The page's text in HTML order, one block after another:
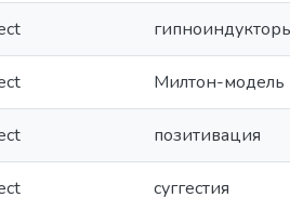
Милтон-модель
позитивация
суггестия